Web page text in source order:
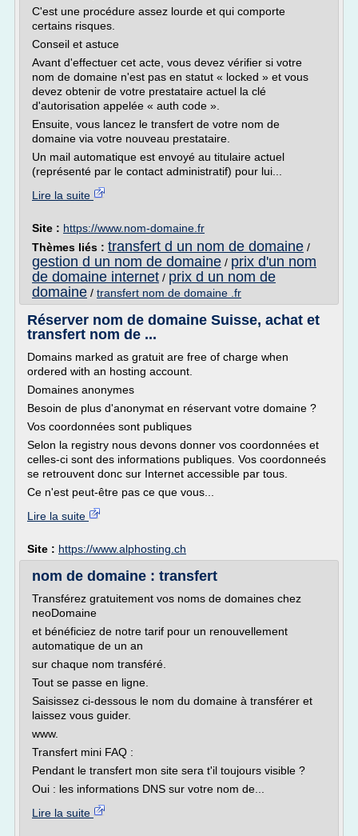
C'est une procédure assez lourde et qui comporte
certains risques.
Conseil et astuce
Avant d'effectuer cet acte, vous devez vérifier si votre
nom de domaine n'est pas en statut « locked » et vous
devez obtenir de votre prestataire actuel la clé
d'autorisation appelée « auth code ».
Ensuite, vous lancez le transfert de votre nom de
domaine via votre nouveau prestataire.
Un mail automatique est envoyé au titulaire actuel
(représenté par le contact administratif) pour lui...
Lire la suite
Site : https://www.nom-domaine.fr
Thèmes liés : transfert d un nom de domaine /
gestion d un nom de domaine / prix d'un nom
de domaine internet / prix d un nom de
domaine / transfert nom de domaine .fr
Réserver nom de domaine Suisse, achat et
transfert nom de ...
Domains marked as gratuit are free of charge when
ordered with an hosting account.
Domaines anonymes
Besoin de plus d'anonymat en réservant votre domaine ?
Vos coordonnées sont publiques
Selon la registry nous devons donner vos coordonnées et
celles-ci sont des informations publiques. Vos coordonneés
se retrouvent donc sur Internet accessible par tous.
Ce n'est peut-être pas ce que vous...
Lire la suite
Site : https://www.alphosting.ch
nom de domaine : transfert
Transférez gratuitement vos noms de domaines chez
neoDomaine
et bénéficiez de notre tarif pour un renouvellement
automatique de un an
sur chaque nom transféré.
Tout se passe en ligne.
Saisissez ci-dessous le nom du domaine à transférer et
laissez vous guider.
www.
Transfert mini FAQ :
Pendant le transfert mon site sera t'il toujours visible ?
Oui : les informations DNS sur votre nom de...
Lire la suite